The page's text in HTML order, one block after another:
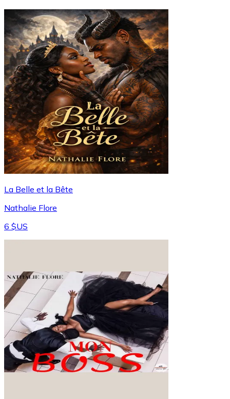
La Belle et la Bête
Nathalie Flore
6 $US